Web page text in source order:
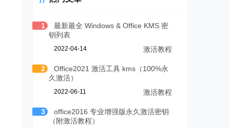
1
最新最全 Windows & Office KMS 密
钥列表
2022-04-14 激活教程
2
Office2021 激活工具 kms（100%永
久激活）
2022-06-11 激活教程
3
office2016 专业增强版永久激活密钥
（附激活教程）